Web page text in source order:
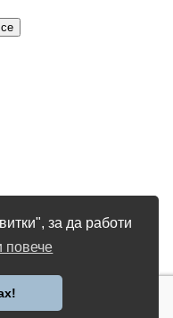
за да работи
повече